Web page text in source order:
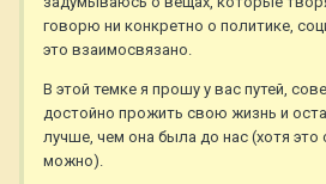
говорю ни конкретно о политике,
это взаимосвязано.
В этой темке я прошу у вас путей,
достойно прожить свою жизнь и
лучше, чем она была до нас (хотя
можно).